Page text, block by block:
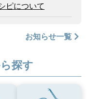
ピについて
お知らせ一覧
探す